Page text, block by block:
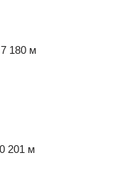
180 м
201 м